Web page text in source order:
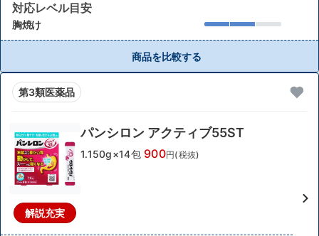
対応レベル目安
胸焼け
商品を比較する
第3類医薬品
解説充実
パンシロン アクティブ55ST
1.150g×14包 900円(税抜)